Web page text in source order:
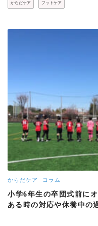
からだケア フットケア
からだケア コラム
小学6年生の卒団式前に
ある時の対応や休養中の